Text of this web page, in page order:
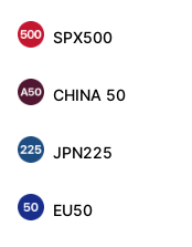
SPX500
CHINA 50
JPN225
EU50